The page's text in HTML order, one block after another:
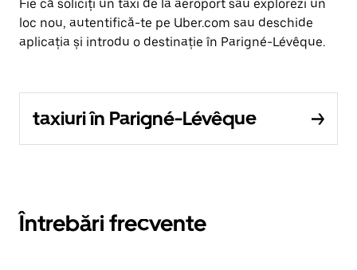
Fie că soliciți un taxi de la aeroport sau explorezi un
loc nou, autentifică-te pe Uber.com sau deschide
aplicația și introdu o destinație în Parigné-Lévêque.
taxiuri în Parigné-Lévêque
Întrebări frecvente